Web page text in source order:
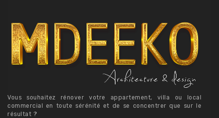
Vous souhaitez rénover votre appartement, villa ou local
commercial en toute sérénité et de se concentrer que sur le
résultat ?